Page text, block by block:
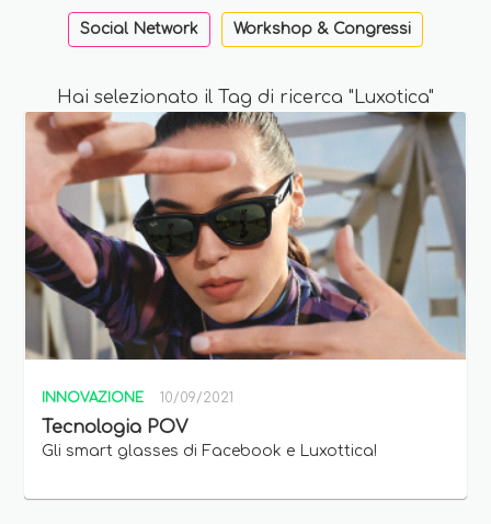
Social Network Workshop & Congressi
Hai selezionato il Tag di ricerca "Luxotica"
INNOVAZIONE 10/09/2021
Tecnologia POV
Gli smart glasses di Facebook e Luxottica!